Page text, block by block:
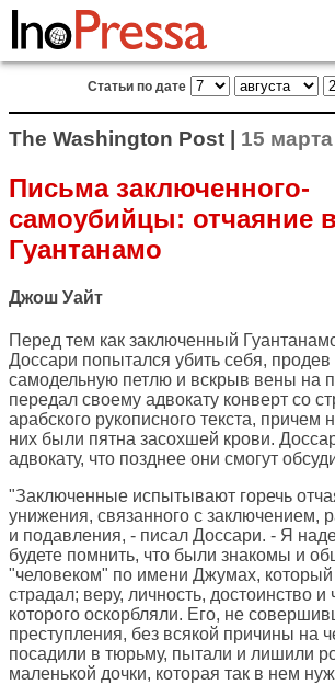
Статьи по дате
The Washington Post | 15 марта
Письма заключенного-
самоубийцы: отчаяние в
Гуантанамо
Джош Уайт
Перед тем как заключенный
Доссари попытался убить себя, продев
самодельную петлю и вскрыв вены на
передал своему адвокату конверт со
арабского рукописного текста, причем
них были пятна засохшей крови.
адвокату, что позднее они смогут
"Заключенные испытывают горечь
унижения, связанного с заключением,
и подавления, - писал Доссари. - Я
будете помнить, что были знакомы и
"человеком" по имени Джумах,
страдал; веру, личность, достоинство и
которого оскорбляли. Его, не
преступления, без всякой причины на
посадили в тюрьму, пытали и лишили
маленькой дочки, которая так в нем